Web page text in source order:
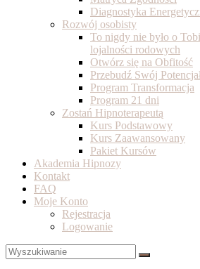
Diagnostyka
Rozwój osobisty
To nigdy nie było o
lojalności rodowych
Otwórz się na Obfitość
Przebudź Swój
Program Transformacja
Program 21 dni
Zostań Hipnoterapeutą
Kurs Podstawowy
Kurs Zaawansowany
Pakiet Kursów
Akademia Hipnozy
Kontakt
FAQ
Moje Konto
Rejestracja
Logowanie